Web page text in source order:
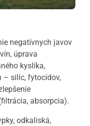
negatívnych javov
úprava
kyslíka,
– silíc, fytocídov,
absorpcia).
odkaliská,